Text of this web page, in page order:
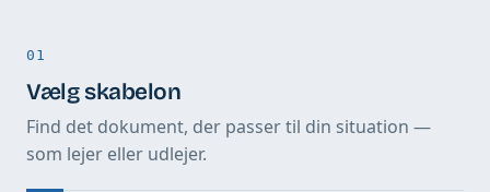
01
Vælg skabelon
Find det dokument, der passer til din situation —
som lejer eller udlejer.